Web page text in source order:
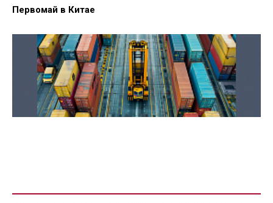
Первомай в Китае